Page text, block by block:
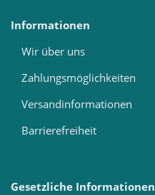
Informationen
Wir über uns
Zahlungsmöglichkeiten
Versandinformationen
Barrierefreiheit
Gesetzliche Informationen